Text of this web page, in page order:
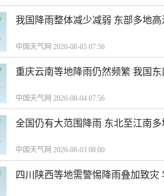
我国降雨整体减少减弱 东部多地
中国天气网 2026-08-05 07:56
重庆云南等地降雨仍然频繁 我国
中国天气网 2026-08-04 07:56
全国仍有大范围降雨 东北至江南
中国天气网 2026-08-03 08:00
四川陕西等地需警惕降雨叠加致